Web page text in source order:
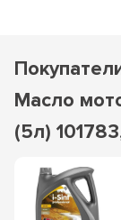
Масло
(5л)